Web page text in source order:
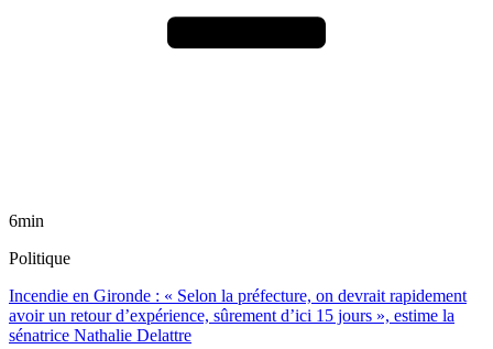
6min
Politique
Incendie en Gironde : « Selon la préfecture, on devrait rapidement
avoir un retour d’expérience, sûrement d’ici 15 jours », estime la
sénatrice Nathalie Delattre